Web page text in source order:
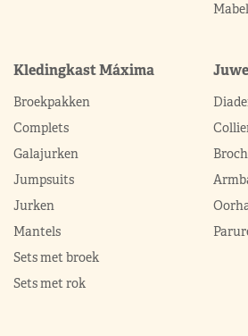
Mabel
Kledingkast Máxima
Broekpakken
Complets
Galajurken
Jumpsuits
Jurken
Mantels
Sets met broek
Sets met rok